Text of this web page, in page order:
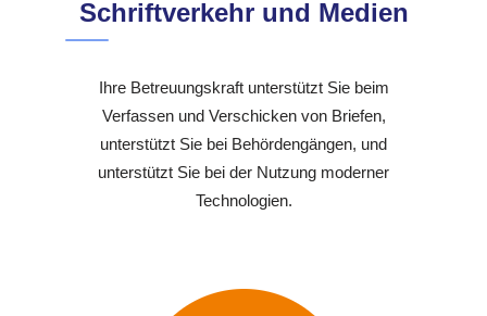
Schriftverkehr und Medien
Ihre Betreuungskraft unterstützt Sie beim
Verfassen und Verschicken von Briefen,
unterstützt Sie bei Behördengängen, und
unterstützt Sie bei der Nutzung moderner
Technologien.